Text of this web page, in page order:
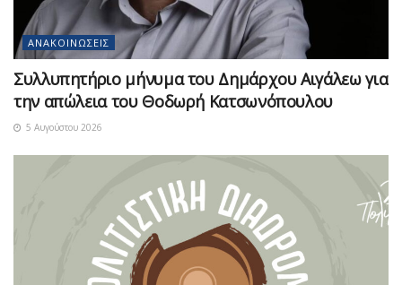
ΑΝΑΚΟΙΝΏΣΕΙΣ
Συλλυπητήριο μήνυμα του Δημάρχου Αιγάλεω για
την απώλεια του Θοδωρή Κατσωνόπουλου
5 Αυγούστου 2026